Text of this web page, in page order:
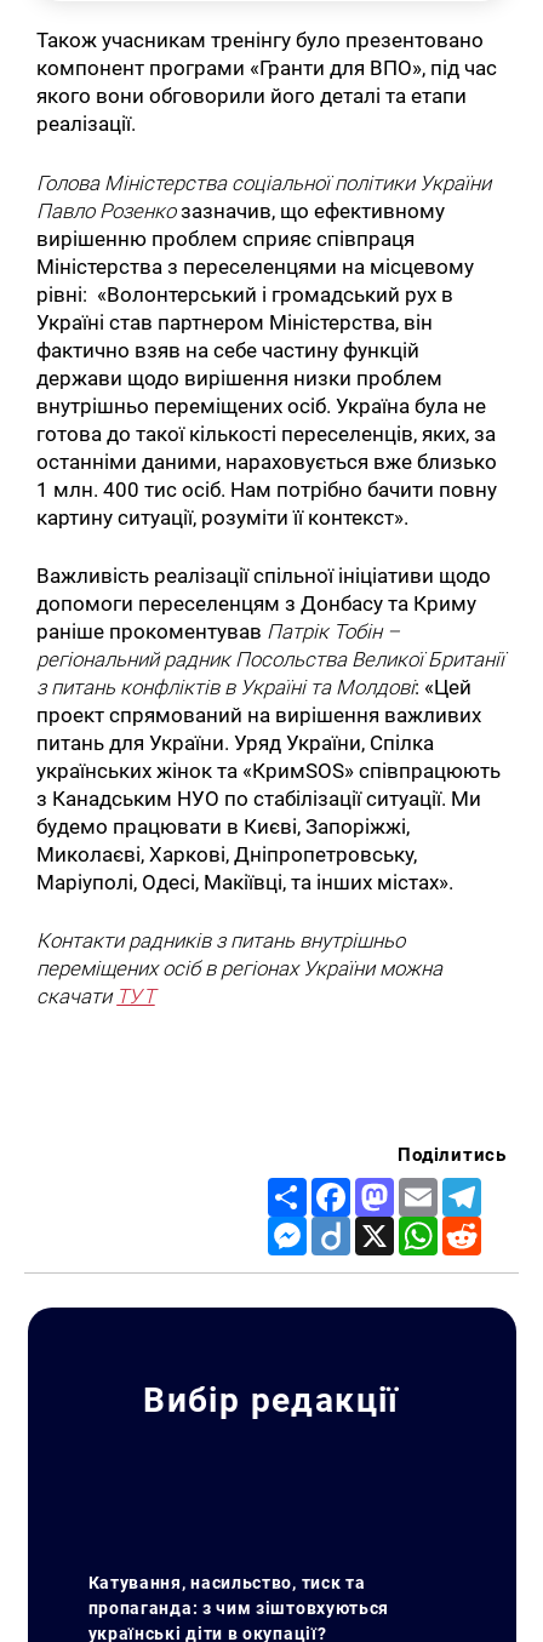
Також учасникам тренінгу було презентовано
компонент програми «Гранти для ВПО», під час
якого вони обговорили його деталі та етапи
реалізації.
Голова Міністерства соціальної політики України
Павло Розенкозазначив, що ефективному
вирішенню проблем сприяє співпраця
Міністерства з переселенцями на місцевому
рівні: «Волонтерський і громадський рух в
Україні став партнером Міністерства, він
фактично взяв на себе частину функцій
держави щодо вирішення низки проблем
внутрішньо переміщених осіб. Україна була не
готова до такої кількості переселенців, яких, за
останніми даними, нараховується вже близько
1 млн. 400 тис осіб. Нам потрібно бачити повну
картину ситуації, розуміти її контекст».
Важливість реалізації спільної ініціативи щодо
допомоги переселенцям з Донбасу та Криму
раніше прокоментував Патрік Тобін –
регіональний радник Посольства Великої Британії
з питань конфліктів в Україні та Молдові: «Цей
проект спрямований на вирішення важливих
питань для України. Уряд України, Спілка
українських жінок та «КримSOS» співпрацюють
з Канадським НУО по стабілізації ситуації. Ми
будемо працювати в Києві, Запоріжжі,
Миколаєві, Харкові, Дніпропетровську,
Маріуполі, Одесі, Макіївці, та інших містах».
Контакти радників з питань внутрішньо
переміщених осіб в регіонах України можна
скачати ТУТ
Поділитись
Share FacebookMastodon
Email
Messenger
Diigo X WhatsApp
Вибір редакції
Катування, насильство, тиск та
пропаганда: з чим зіштовхуються
українські діти в окупації?